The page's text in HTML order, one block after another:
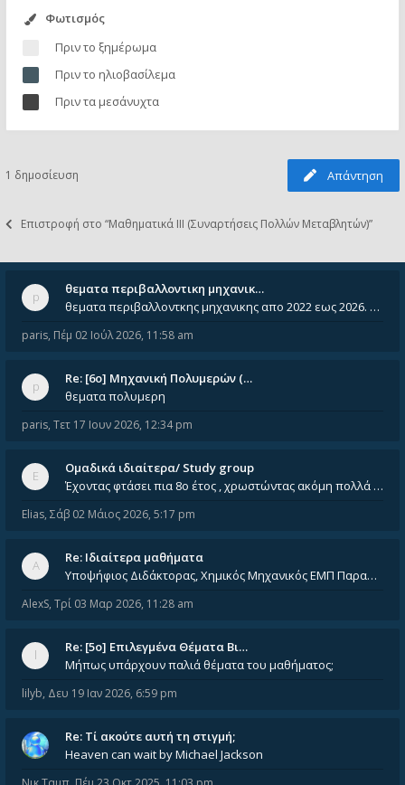
Φωτισμός
Πριν το ξημέρωμα
Πριν το ηλιοβασίλεμα
Πριν τα μεσάνυχτα
1 δημοσίευση Απάντηση
Επιστροφή στο “Μαθηματικά ΙΙΙ (Συναρτήσεις Πολλών Μεταβλητών)”
θεματα περιβαλλοντικη μηχανικ…
θεματα περιβαλλοντκης μηχανικης απο 2022 εως 2026. Δεν ειναι μεσα του Σεπτεμβιου του 2025. Αν τα εχει καποιος ας τα ανε
paris, Πέμ 02 Ιούλ 2026, 11:58 am
Re: [6o] Mηχανική Πολυμερών (…
θεματα πολυμερη
paris, Τετ 17 Ιουν 2026, 12:34 pm
Ομαδικά ιδιαίτερα/ Study group
Έχοντας φτάσει πια 8ο έτος , χρωστώντας ακόμη πολλά και χωρίς καμία όρεξη ούτε να διαβάσω μόνος μου ούτε να παρακολουθήσ
Elias, Σάβ 02 Μάιος 2026, 5:17 pm
Re: Ιδιαίτερα μαθήματα
Υποψήφιος Διδάκτορας, Χημικός Μηχανικός ΕΜΠ Παραδίδω ιδιαίτερα μαθήματα μέσης και ανώτατης εκπαίδευσης σε θετικές και τε
AlexS, Τρί 03 Μαρ 2026, 11:28 am
Re: [5ο] Επιλεγμένα Θέματα Βι…
Μήπως υπάρχουν παλιά θέματα του μαθήματος;
lilyb, Δευ 19 Ιαν 2026, 6:59 pm
Re: Tί ακούτε αυτή τη στιγμή;
Heaven can wait by Michael Jackson